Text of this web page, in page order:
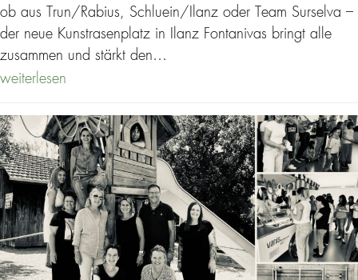
ob aus Trun/Rabius, Schluein/Ilanz oder Team Surselva –
der neue Kunstrasenplatz in Ilanz Fontanivas bringt alle
zusammen und stärkt den…
weiterlesen